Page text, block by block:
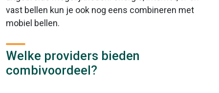
vast bellen kun je ook nog eens combineren met
mobiel bellen.
Welke providers bieden
combivoordeel?